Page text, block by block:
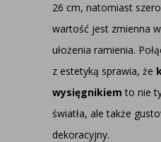
26 cm, natomiast
wartość jest zmienna
ułożenia ramienia.
z estetyką sprawia, że
wysięgnikiemto nie
światła, ale także
dekoracyjny.